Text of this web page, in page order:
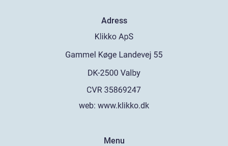
Adress
web: www.klikko.dk
Menu